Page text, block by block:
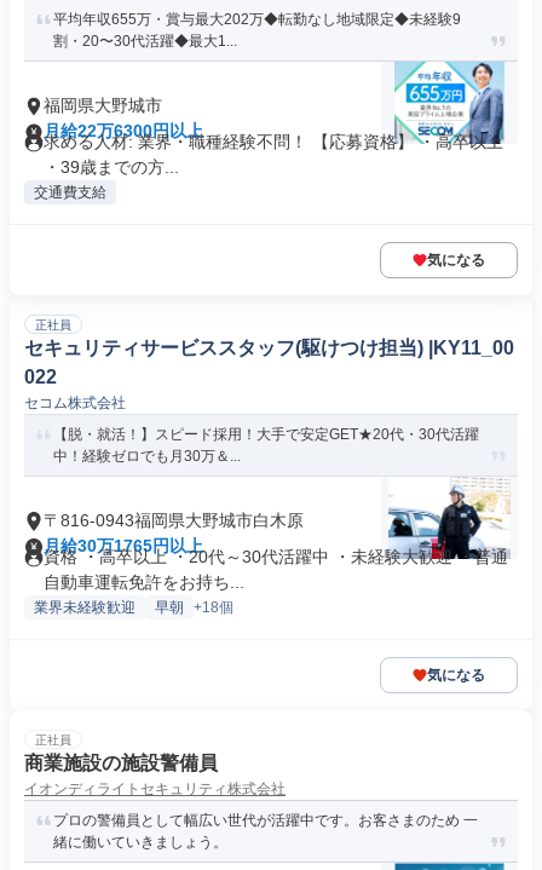
平均年収655万・賞与最大202万◆転勤なし地域限定◆未経験9
割・20〜30代活躍◆最大1...
福岡県大野城市
月給22万6300円以上
求める人材: 業界・職種経験不問！ 【応募資格】 ・高卒以上
・39歳までの方...
交通費支給
気になる
正社員
セキュリティサービススタッフ(駆けつけ担当) |KY11_00
022
セコム株式会社
【脱・就活！】スピード採用！大手で安定GET★20代・30代活躍
中！経験ゼロでも月30万＆...
〒816-0943福岡県大野城市白木原
月給30万1765円以上
資格 ・高卒以上 ・20代～30代活躍中 ・未経験大歓迎 ・普通
自動車運転免許をお持ち...
業界未経験歓迎 早朝 +18個
気になる
正社員
商業施設の施設警備員
イオンディライトセキュリティ株式会社
プロの警備員として幅広い世代が活躍中です。お客さまのため 一
緒に働いていきましょう。